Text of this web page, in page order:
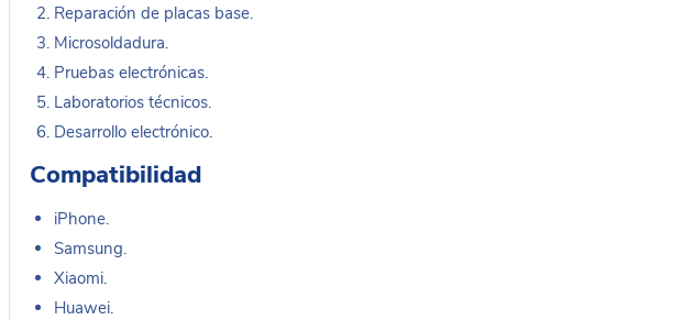
Reparación de placas base.
Microsoldadura.
Pruebas electrónicas.
Laboratorios técnicos.
Desarrollo electrónico.
Compatibilidad
iPhone.
Samsung.
Xiaomi.
Huawei.